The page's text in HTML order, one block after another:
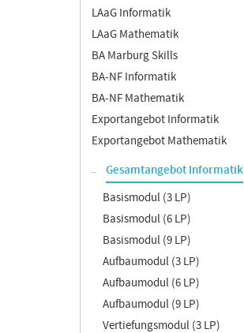
LAaG Informatik
LAaG Mathematik
BA Marburg Skills
BA-NF Informatik
BA-NF Mathematik
Exportangebot Informatik
Exportangebot Mathematik
Gesamtangebot Informatik
Basismodul (3 LP)
Basismodul (6 LP)
Basismodul (9 LP)
Aufbaumodul (3 LP)
Aufbaumodul (6 LP)
Aufbaumodul (9 LP)
Vertiefungsmodul (3 LP)